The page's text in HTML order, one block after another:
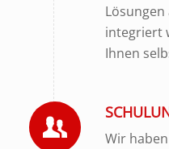
integriert
Ihnen
Wir